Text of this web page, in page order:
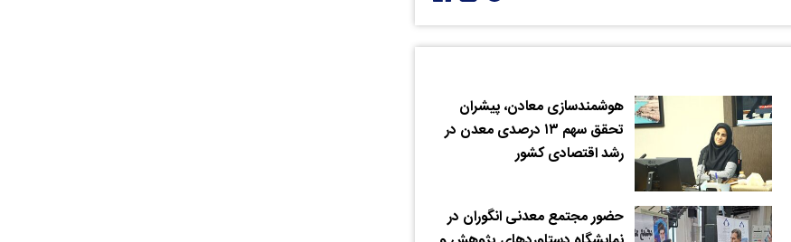
هوشمندسازی معادن، پیشران
تحقق سهم ۱۳ درصدی معدن در
رشد اقتصادی کشور
حضور مجتمع معدنی انگوران در